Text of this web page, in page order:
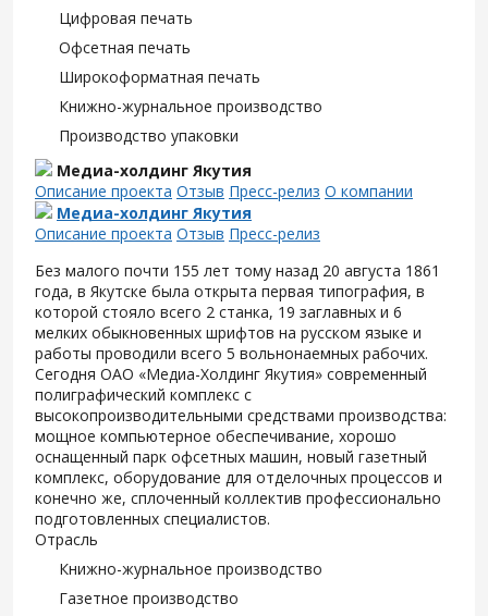
Цифровая печать
Офсетная печать
Широкоформатная печать
Книжно-журнальное производство
Производство упаковки
Медиа-холдинг Якутия
Описание проекта Отзыв Пресс-релиз О компании
Медиа-холдинг Якутия
Описание проекта Отзыв Пресс-релиз
Без малого почти 155 лет тому назад 20 августа 1861
года, в Якутске была открыта первая типография, в
которой стояло всего 2 станка, 19 заглавных и 6
мелких обыкновенных шрифтов на русском языке и
работы проводили всего 5 вольнонаемных рабочих.
Сегодня ОАО «Медиа-Холдинг Якутия» современный
полиграфический комплекс с
высокопроизводительными средствами производства:
мощное компьютерное обеспечивание, хорошо
оснащенный парк офсетных машин, новый газетный
комплекс, оборудование для отделочных процессов и
конечно же, сплоченный коллектив профессионально
подготовленных специалистов.
Отрасль
Книжно-журнальное производство
Газетное производство